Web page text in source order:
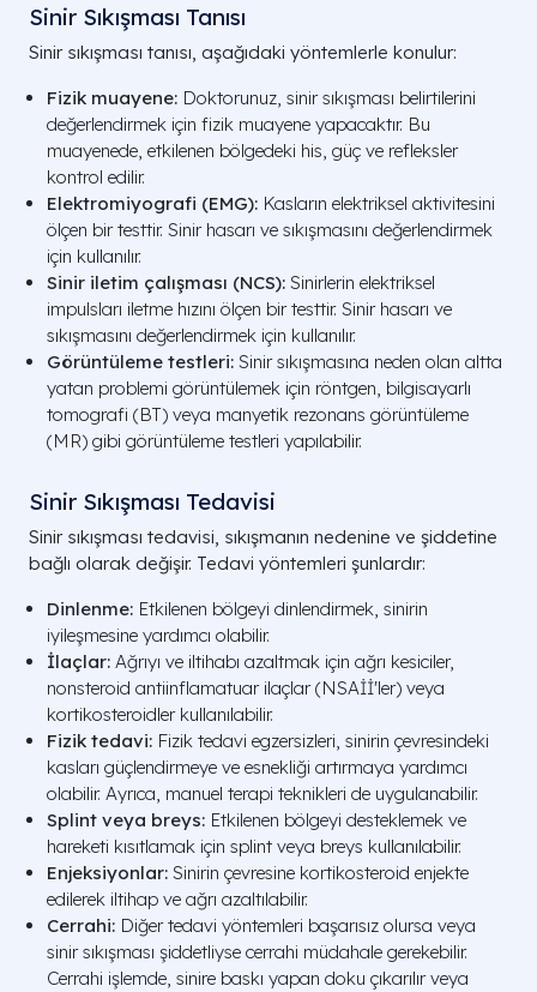
Sinir Sıkışması Tanısı
Sinir sıkışması tanısı, aşağıdaki yöntemlerle konulur:
Fizik muayene: Doktorunuz, sinir sıkışması belirtilerini
değerlendirmek için fizik muayene yapacaktır. Bu
muayenede, etkilenen bölgedeki his, güç ve refleksler
kontrol edilir.
Elektromiyografi (EMG): Kasların elektriksel aktivitesini
ölçen bir testtir. Sinir hasarı ve sıkışmasını değerlendirmek
için kullanılır.
Sinir iletim çalışması (NCS): Sinirlerin elektriksel
impulsları iletme hızını ölçen bir testtir. Sinir hasarı ve
sıkışmasını değerlendirmek için kullanılır.
Görüntüleme testleri: Sinir sıkışmasına neden olan altta
yatan problemi görüntülemek için röntgen, bilgisayarlı
tomografi (BT) veya manyetik rezonans görüntüleme
(MR) gibi görüntüleme testleri yapılabilir.
Sinir Sıkışması Tedavisi
Sinir sıkışması tedavisi, sıkışmanın nedenine ve şiddetine
bağlı olarak değişir. Tedavi yöntemleri şunlardır:
Dinlenme: Etkilenen bölgeyi dinlendirmek, sinirin
iyileşmesine yardımcı olabilir.
İlaçlar: Ağrıyı ve iltihabı azaltmak için ağrı kesiciler,
nonsteroid antiinflamatuar ilaçlar (NSAİİ'ler) veya
kortikosteroidler kullanılabilir.
Fizik tedavi: Fizik tedavi egzersizleri, sinirin çevresindeki
kasları güçlendirmeye ve esnekliği artırmaya yardımcı
olabilir. Ayrıca, manuel terapi teknikleri de uygulanabilir.
Splint veya breys: Etkilenen bölgeyi desteklemek ve
hareketi kısıtlamak için splint veya breys kullanılabilir.
Enjeksiyonlar: Sinirin çevresine kortikosteroid enjekte
edilerek iltihap ve ağrı azaltılabilir.
Cerrahi: Diğer tedavi yöntemleri başarısız olursa veya
sinir sıkışması şiddetliyse cerrahi müdahale gerekebilir.
Cerrahi işlemde, sinire baskı yapan doku çıkarılır veya